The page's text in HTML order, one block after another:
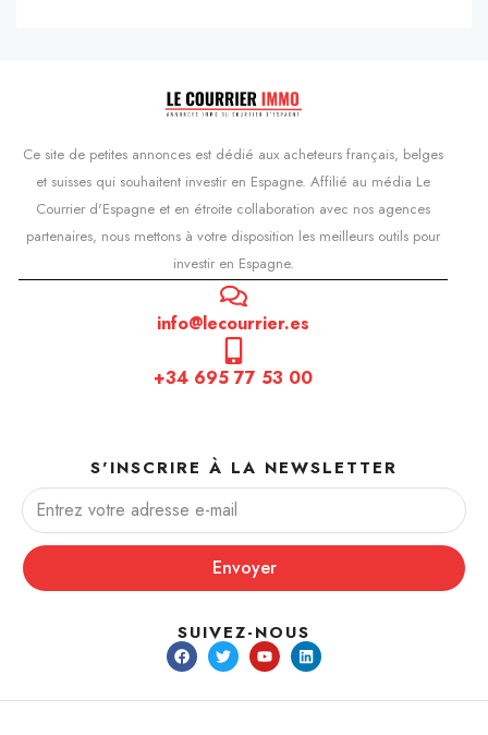
Ce site de petites annonces est dédié aux acheteurs français, belges
et suisses qui souhaitent investir en Espagne. Affilié au média Le
Courrier d'Espagne et en étroite collaboration avec nos agences
partenaires, nous mettons à votre disposition les meilleurs outils pour
investir en Espagne.
info@lecourrier.es
+34 695 77 53 00
S'INSCRIRE À LA NEWSLETTER
Envoyer
SUIVEZ-NOUS